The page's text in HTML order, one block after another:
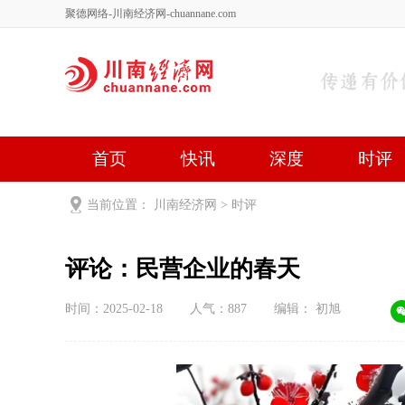
聚德网络-川南经济网-chuannane.com
首页 快讯 深度 时评
健康 文艺
当前位置： 川南经济网 > 时评
评论：民营企业的春天
时间：2025-02-18 人气： 887 编辑： 初旭